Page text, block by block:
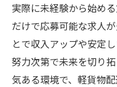
自分らしく働け
軽貨物配送で
魅力
自立を目指せ
実際に未経験から始め
だけで応募可能な求人
とで収入アップや安定
努力次第で未来を切り
気ある環境で、軽貨物